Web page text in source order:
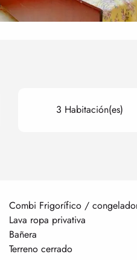
3 Habitación(es)
Combi Frigorífico /
Lava ropa privativa
Bañera
Terreno cerrado